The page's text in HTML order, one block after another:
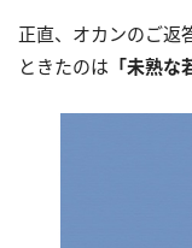
正直、オカンのご返
ときたのは 「未熟な